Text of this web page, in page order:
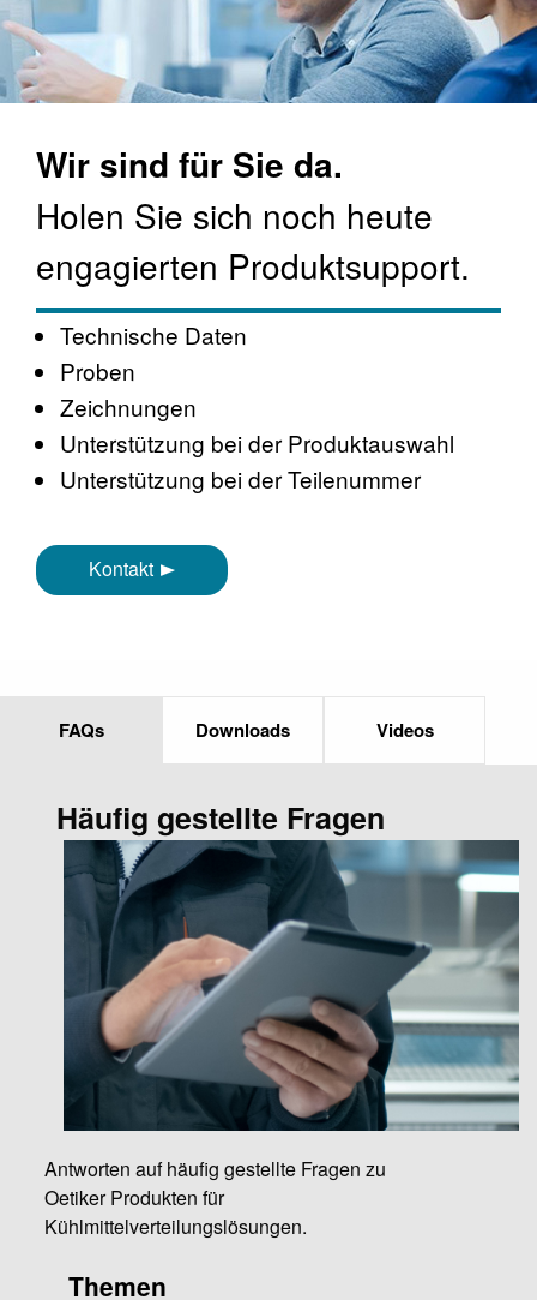
Wir sind für Sie da.
Holen Sie sich noch heute
engagierten Produktsupport.
Technische Daten
Proben
Zeichnungen
Unterstützung bei der Produktauswahl
Unterstützung bei der Teilenummer
Kontakt
FAQs Downloads Videos
Häufig gestellte Fragen
Antworten auf häufig gestellte Fragen zu
Oetiker Produkten für
Kühlmittelverteilungslösungen.
Themen